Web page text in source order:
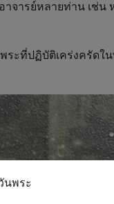
ารย์หลายท่าน เช่
ะที่ปฏิบัติเคร่งครัด
นพระ